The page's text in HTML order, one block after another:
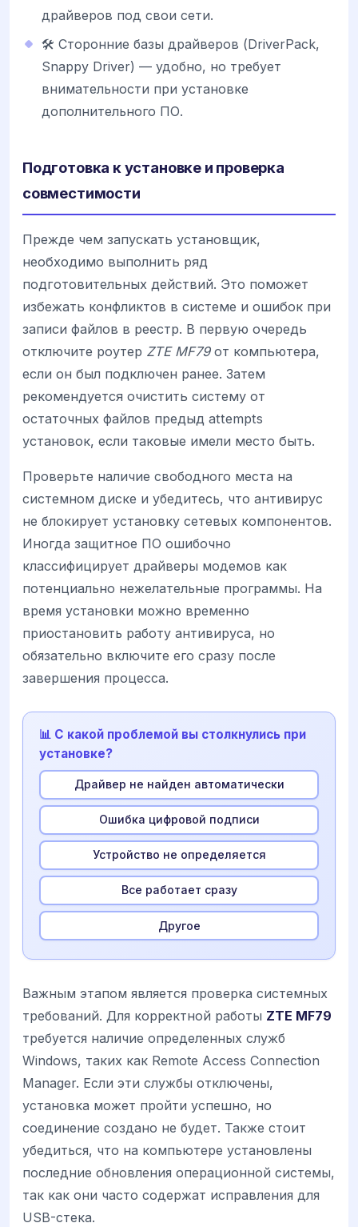
драйверов под свои сети.
🛠️ Сторонние базы драйверов (DriverPack,
Snappy Driver) — удобно, но требует
внимательности при установке
дополнительного ПО.
Подготовка к установке и проверка
совместимости
Прежде чем запускать установщик,
необходимо выполнить ряд
подготовительных действий. Это поможет
избежать конфликтов в системе и ошибок при
записи файлов в реестр. В первую очередь
отключите роутер ZTE MF79от компьютера,
если он был подключен ранее. Затем
рекомендуется очистить систему от
остаточных файлов предыд attempts
установок, если таковые имели место быть.
Проверьте наличие свободного места на
системном диске и убедитесь, что антивирус
не блокирует установку сетевых компонентов.
Иногда защитное ПО ошибочно
классифицирует драйверы модемов как
потенциально нежелательные программы. На
время установки можно временно
приостановить работу антивируса, но
обязательно включите его сразу после
завершения процесса.
📊 С какой проблемой вы столкнулись при
установке?
Драйвер не найден автоматически
Ошибка цифровой подписи
Устройство не определяется
Все работает сразу
Другое
Важным этапом является проверка системных
требований. Для корректной работы ZTE MF79
требуется наличие определенных служб
Windows, таких как Remote Access Connection
Manager. Если эти службы отключены,
установка может пройти успешно, но
соединение создано не будет. Также стоит
убедиться, что на компьютере установлены
последние обновления операционной системы,
так как они часто содержат исправления для
USB-стека.